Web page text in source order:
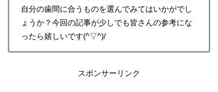
自分の歯間に合うものを選んでみてはいかがでし
ょうか？今回の記事が少しでも皆さんの参考にな
ったら嬉しいです(^▽^)/
スポンサーリンク